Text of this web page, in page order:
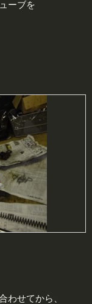
ーブを
わせてから、